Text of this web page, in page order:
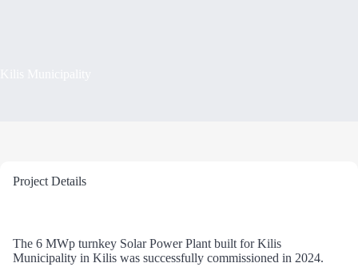
Project Details
The 6 MWp turnkey Solar Power Plant built for Kilis
Municipality in Kilis was successfully commissioned in 2024.